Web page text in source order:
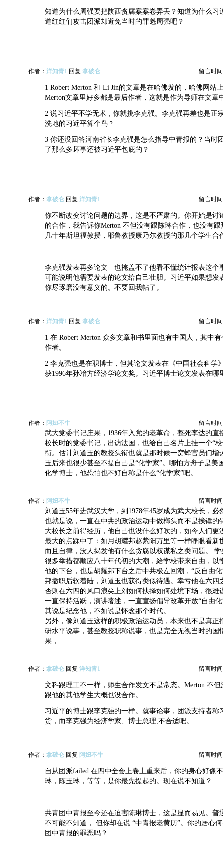
知道为什么周强要把陕西贪腐案案卷弄丢？知道为什么习
道红红们攻击团派却避免当时的罪魁周强吧？
作者： 洋知青1 回复 拿破仑 留言时间
1 Robert Merton 和 Li Jin的文章是在哈佛发的，哈佛网站
Merton文章里好多都是最后作者，这就是作为导师在文章
2 说习近平不学无术，你就挑李克强。李克强再差也是正
洗地的习近平算个鸟？
3 你还没回答河南省长李克强是怎么指导中青报的？当时
了那么多坏事还被习近平包庇的？
作者： 拿破仑 回复 洋知青1 留言时间
你不断改变讨论问题的边界，这是不严肃的。你开始是讨
的合作，我告诉你Merton 不但没有跟陈琳合作，也没有
几十年斯坦福教授，耶鲁教授康乃尔教授的那几个学生合
李克强发表再多论文，也掩盖不了他看不懂统计报表这个
可能说明他需要发表的论文给自己壮胆。习近平如果想发
你尽琢磨没有意义的。不要回我帖了。
作者： 洋知青1 回复 拿破仑 留言时间
1 在 Robert Merton 众多文章和书里面也有中国人，其中
作者。
2 李克强也是在职博士，但其论文发表在《中国社会科学
获1996年孙冶方经济学论文奖。习近平博士论文发表在哪
作者： 阿妞不牛 留言时间
武大党委书记庄果，1936年入党的老革命，整死李达的直
校长时的党委书记，出访法国，也给自己名片上挂一个“校
衔。估计刘道玉的教授头衔也就是那时候一窝蜂官员们增
玉后来也很少甚至不提自己是“化学家”。哪怕方舟子是美
化学博士，他恐怕也不好自称是什么“化学家”吧。
作者： 阿妞不牛 留言时间
刘道玉55年进武汉大学，到1978年45岁成为武大校长，必
也就是说，一直在中共的政治运动中做榔头而不是挨锤的
大校长之前得经历，他自己也没什么好吹的，如今人们更
最大的点踩中了：如用胡耀邦赵紫阳万里等一样睁眼看新
而且自律，没人揭发他有什么贪腐以权谋私之类问题。
很多举措都顺应八十年代初的大潮，給学校带来自由，以
他的下台，也是胡耀邦下台之后中共极左回潮，“反自由
邦撤职后软着陆，刘道玉也获得类似待遇。幸亏他在六四
否则在六四的风口浪尖上刘如何抉择如何处境下场，很难
一直保持活跃，演讲著述，一直宣扬倡导改革开放“自由
其说是纪念他，不如说是怀念那个时代。
另外，像刘道玉这样的积极政治运动员，本来也不是真正
研水平说事，甚至教授职称说事，也是完全无视当时的国
果，
作者： 拿破仑 回复 洋知青1 留言时间
文科跟理工不一样，师生合作发文不是常态。Merton 不
跟他的其他学生大概也没合作。
习近平的博士跟李克强的一样。就事论事，团派支持者称
货，而李克强为经济学家、博士总理,不合适吧。
作者： 拿破仑 回复 阿妞不牛 留言时间
自从团派failed 在四中全会上卷土重来后，你的身心好像
琳，陈玉琳，等等，是你最先提起的。现在说不知道？
共青团中青报至今还在迫害陈琳博士，这是显而易见。普
不可能不知道， 但你却在说 “中青报老黄历”。你的居心
团中青报的罪恶吗？